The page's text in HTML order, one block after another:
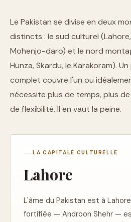
Le Pakistan se divise en deux
distincts : le sud culturel (Lahore,
Mohenjo-daro) et le nord
Hunza, Skardu, le Karakoram). Un
complet couvre l'un ou
nécessite plus de temps, plus
de flexibilité. Il en vaut la peine.
LA CAPITALE CULTURELLE
Lahore
L'âme du Pakistan est à
fortifiée — Androon Shehr —